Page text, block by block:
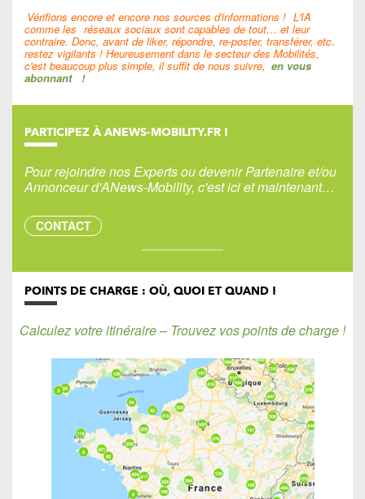
Vérifions encore et encore nos sources d'informations ! L'IA
comme les réseaux sociaux sont capables de tout… et leur
contraire. Donc, avant de liker, répondre, re-poster, transférer, etc.
restez vigilants ! Heureusement dans le secteur des Mobilités,
c'est beaucoup plus simple, il suffit de nous suivre, en vous
abonnant !
PARTICIPEZ À ANEWS-MOBILITY.FR !
Pour rejoindre nos Experts ou devenir Partenaire et/ou
Annonceur d'ANews-Mobility, c'est ici et maintenant…
CONTACT
POINTS DE CHARGE : OÙ, QUOI ET QUAND !
Calculez votre itinéraire – Trouvez vos points de charge !